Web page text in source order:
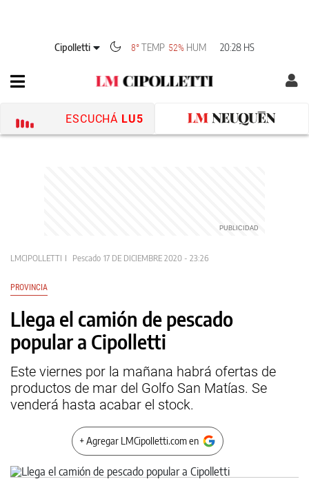
Cipolletti 8°TEMP 52% HUM 20:28 HS
ESCUCHÁ LU5
LMCIPOLLETTI Pescado 17 DE DICIEMBRE 2020 - 23:26
PROVINCIA
Llega el camión de pescado
popular a Cipolletti
Este viernes por la mañana habrá ofertas de
productos de mar del Golfo San Matías. Se
venderá hasta acabar el stock.
+ Agregar LMCipolletti.com en